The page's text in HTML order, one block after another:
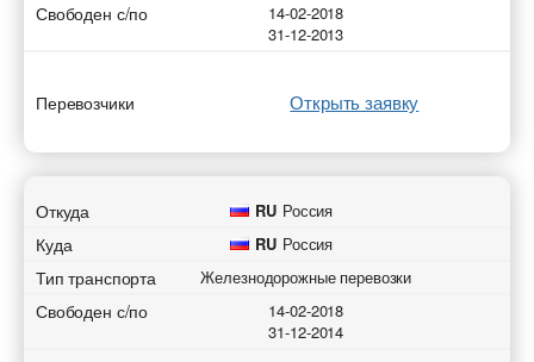
Свободен с/по
14-02-2018
31-12-2013
Перевозчики Открыть заявку
Откуда RU Россия
Куда RU Россия
Тип транспорта Железнодорожные перевозки
Свободен с/по
14-02-2018
31-12-2014